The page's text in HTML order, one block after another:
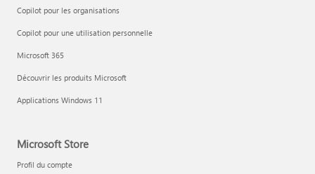
Copilot pour les organisations
Copilot pour une utilisation personnelle
Microsoft 365
Découvrir les produits Microsoft
Applications Windows 11
Microsoft Store
Profil du compte